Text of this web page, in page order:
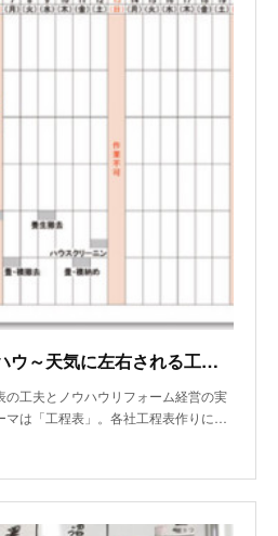
工程表の工夫とノウハウ～天気に左右される工程はきっちりすぎず、緩すぎず
工夫とノウハウリフォーム経営の実
マは「工程表」。各社工程表作りに…